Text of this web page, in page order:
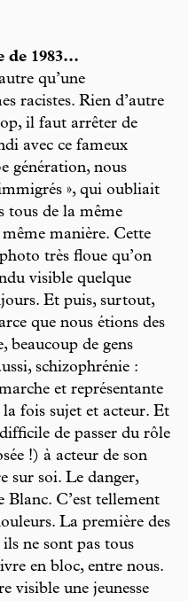
1983...
qu’une
racistes. Rien d’autre
il faut arrêter de
avec ce fameux
génération, nous
», qui oubliait
tous de la même
manière. Cette
très floue qu’on
visible quelque
Et puis, surtout,
que nous étions des
beaucoup de gens
schizophrénie :
et représentante
fois sujet et acteur. Et
de passer du rôle
!) à acteur de son
sur soi. Le danger,
Blanc. C’est tellement
La première des
ne sont pas tous
en bloc, entre nous.
visible une jeunesse